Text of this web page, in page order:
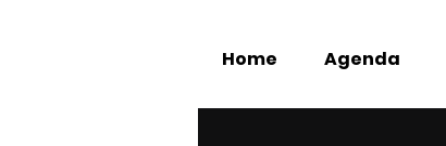
Home Agenda